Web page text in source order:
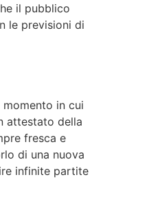
il pubblico
le previsioni di
in cui
attestato della
fresca e
di una nuova
infinite partite